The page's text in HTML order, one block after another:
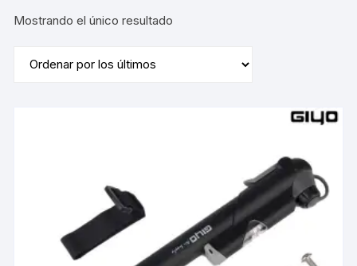
Mostrando el único resultado